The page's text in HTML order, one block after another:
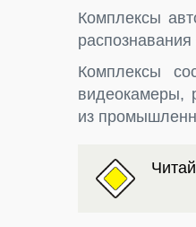
Комплексы
Комплексы
видеокамеры,
из